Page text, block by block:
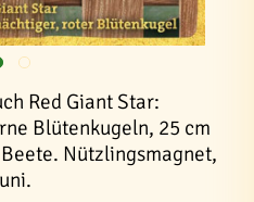
Red Giant Star:
Blütenkugeln, 25 cm
Nützlingsmagnet,